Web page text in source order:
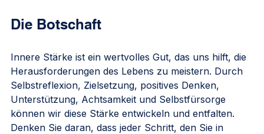
Die Botschaft
Innere Stärke ist ein wertvolles Gut, das uns hilft, die
Herausforderungen des Lebens zu meistern. Durch
Selbstreflexion, Zielsetzung, positives Denken,
Unterstützung, Achtsamkeit und Selbstfürsorge
können wir diese Stärke entwickeln und entfalten.
Denken Sie daran, dass jeder Schritt, den Sie in